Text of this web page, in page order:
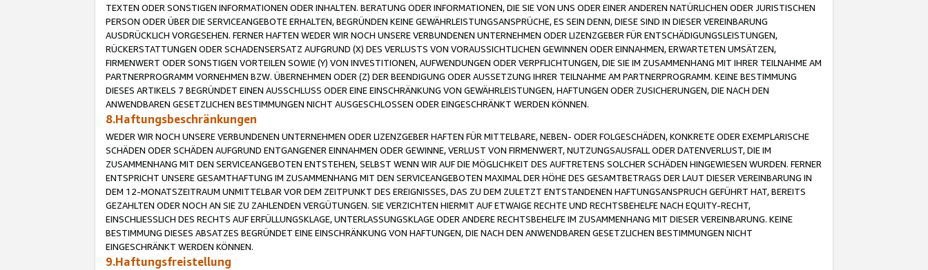
TEXTEN ODER SONSTIGEN INFORMATIONEN ODER INHALTEN. BERATUNG ODER INFORMATIONEN, DIE SIE VON UNS ODER EINER ANDEREN NATÜRLICHEN ODER JURISTISCHEN
PERSON ODER ÜBER DIE SERVICEANGEBOTE ERHALTEN, BEGRÜNDEN KEINE GEWÄHRLEISTUNGSANSPRÜCHE, ES SEIN DENN, DIESE SIND IN DIESER VEREINBARUNG
AUSDRÜCKLICH VORGESEHEN. FERNER HAFTEN WEDER WIR NOCH UNSERE VERBUNDENEN UNTERNEHMEN ODER LIZENZGEBER FÜR ENTSCHÄDIGUNGSLEISTUNGEN,
RÜCKERSTATTUNGEN ODER SCHADENSERSATZ AUFGRUND (X) DES VERLUSTS VON VORAUSSICHTLICHEN GEWINNEN ODER EINNAHMEN, ERWARTETEN UMSÄTZEN,
FIRMENWERT ODER SONSTIGEN VORTEILEN SOWIE (Y) VON INVESTITIONEN, AUFWENDUNGEN ODER VERPFLICHTUNGEN, DIE SIE IM ZUSAMMENHANG MIT IHRER TEILNAHME AM
PARTNERPROGRAMM VORNEHMEN BZW. ÜBERNEHMEN ODER (Z) DER BEENDIGUNG ODER AUSSETZUNG IHRER TEILNAHME AM PARTNERPROGRAMM. KEINE BESTIMMUNG
DIESES ARTIKELS 7 BEGRÜNDET EINEN AUSSCHLUSS ODER EINE EINSCHRÄNKUNG VON GEWÄHRLEISTUNGEN, HAFTUNGEN ODER ZUSICHERUNGEN, DIE NACH DEN
ANWENDBAREN GESETZLICHEN BESTIMMUNGEN NICHT AUSGESCHLOSSEN ODER EINGESCHRÄNKT WERDEN KÖNNEN.
8.Haftungsbeschränkungen
WEDER WIR NOCH UNSERE VERBUNDENEN UNTERNEHMEN ODER LIZENZGEBER HAFTEN FÜR MITTELBARE, NEBEN- ODER FOLGESCHÄDEN, KONKRETE ODER EXEMPLARISCHE
SCHÄDEN ODER SCHÄDEN AUFGRUND ENTGANGENER EINNAHMEN ODER GEWINNE, VERLUST VON FIRMENWERT, NUTZUNGSAUSFALL ODER DATENVERLUST, DIE IM
ZUSAMMENHANG MIT DEN SERVICEANGEBOTEN ENTSTEHEN, SELBST WENN WIR AUF DIE MÖGLICHKEIT DES AUFTRETENS SOLCHER SCHÄDEN HINGEWIESEN WURDEN. FERNER
ENTSPRICHT UNSERE GESAMTHAFTUNG IM ZUSAMMENHANG MIT DEN SERVICEANGEBOTEN MAXIMAL DER HÖHE DES GESAMTBETRAGS DER LAUT DIESER VEREINBARUNG IN
DEM 12-MONATSZEITRAUM UNMITTELBAR VOR DEM ZEITPUNKT DES EREIGNISSES, DAS ZU DEM ZULETZT ENTSTANDENEN HAFTUNGSANSPRUCH GEFÜHRT HAT, BEREITS
GEZAHLTEN ODER NOCH AN SIE ZU ZAHLENDEN VERGÜTUNGEN. SIE VERZICHTEN HIERMIT AUF ETWAIGE RECHTE UND RECHTSBEHELFE NACH EQUITY-RECHT,
EINSCHLIESSLICH DES RECHTS AUF ERFÜLLUNGSKLAGE, UNTERLASSUNGSKLAGE ODER ANDERE RECHTSBEHELFE IM ZUSAMMENHANG MIT DIESER VEREINBARUNG. KEINE
BESTIMMUNG DIESES ABSATZES BEGRÜNDET EINE EINSCHRÄNKUNG VON HAFTUNGEN, DIE NACH DEN ANWENDBAREN GESETZLICHEN BESTIMMUNGEN NICHT
EINGESCHRÄNKT WERDEN KÖNNEN.
9.Haftungsfreistellung